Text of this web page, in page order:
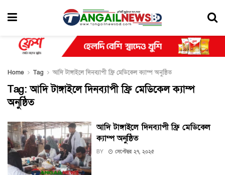
Home Tag আদি টাঙ্গাইলে দিনব্যাপী ফ্রি মেডিকেল ক্যাম্প অনুষ্ঠিত
Tag:আদি টাঙ্গাইলে দিনব্যাপী ফ্রি মেডিকেল ক্যাম্প
অনুষ্ঠিত
আদি টাঙ্গাইলে দিনব্যাপী ফ্রি মেডিকেল
ক্যাম্প অনুষ্ঠিত
BY সেপ্টেম্বর ২৭, ২০২৫